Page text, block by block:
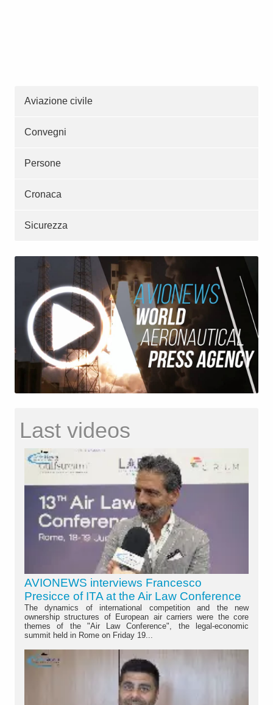
Aviazione civile
Convegni
Persone
Cronaca
Sicurezza
Last videos
AVIONEWS interviews Francesco
Presicce of ITA at the Air Law Conference
The dynamics of international competition and the new
ownership structures of European air carriers were the core
themes of the "Air Law Conference", the legal-economic
summit held in Rome on Friday 19...